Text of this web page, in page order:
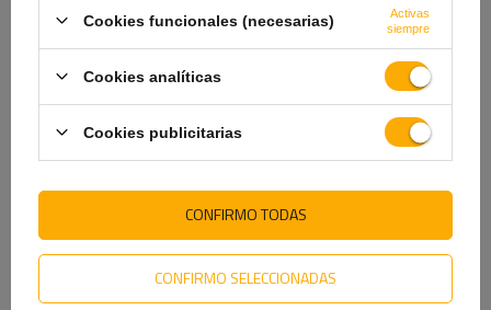
tuercas M12 105/42/105
3,50 €
Conector Dromet para
abrazadera M8 (1")
VE TAMBIÉN
Cookies funcionales (necesarias)
Activas
siempre
Cookies analíticas
Cookies publicitarias
CONFIRMO SELECCIONADAS
CONFIRMO TODAS